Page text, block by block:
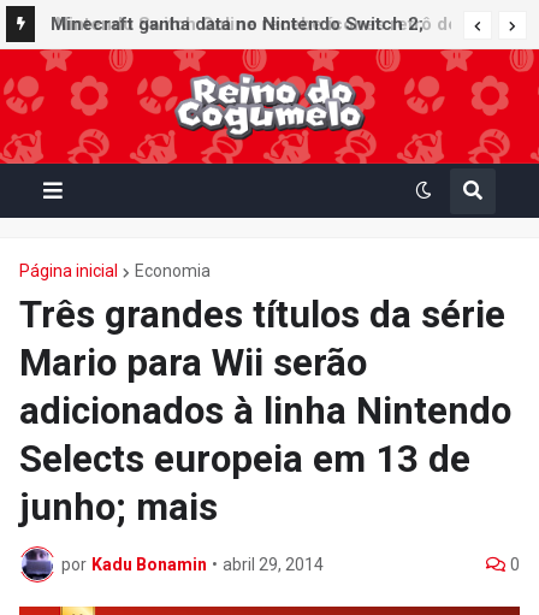
Minecraft ganha data no Nintendo Switch 2;
Super Mario Mash-Up receberá atualização
gráfica exclusiva
Nintendo Switch Online recebe ícones retrô de
Mario Paint (SNES) e Mario Kart: Super Circuit
(GBA)
Página inicial Economia
Três grandes títulos da série
Mario para Wii serão
adicionados à linha Nintendo
Selects europeia em 13 de
junho; mais
por Kadu Bonamin • abril 29, 2014 0